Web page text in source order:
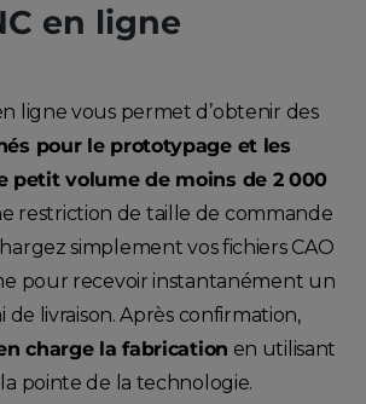
en ligne
ligne vous permet d’obtenir des
pour le prototypage et les
petit volume de moins de 2 000
restriction de taille de commande
simplement vos fichiers CAO
pour recevoir instantanément un
de livraison. Après confirmation,
charge la fabrication en utilisant
pointe de la technologie.